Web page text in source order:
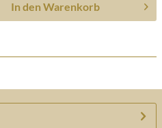
In den Warenkorb